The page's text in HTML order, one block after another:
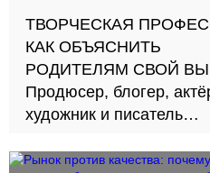
ТВОРЧЕСКАЯ
КАК ОБЪЯСНИТЬ
РОДИТЕЛЯМ СВОЙ
Продюсер, блогер,
художник и писатель
особенностях своей